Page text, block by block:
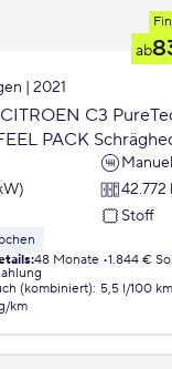
ab
| 2021
CITROEN C3
PACK
42.772
Stoff
:48 Monate 1.844 €
(kombiniert): 5,5 l/100 km
km